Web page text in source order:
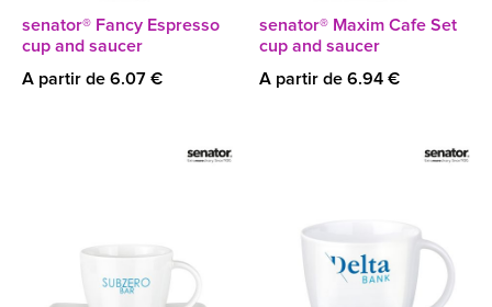
senator® Fancy Espresso
cup and saucer
A partir de 6.07 €
senator® Maxim Cafe Set
cup and saucer
A partir de 6.94 €